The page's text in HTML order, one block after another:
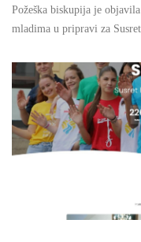
Požeška biskupija je
mladima u pripravi za